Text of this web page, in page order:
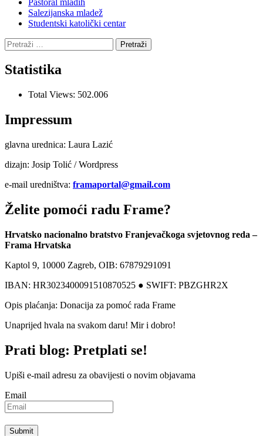
Salezijanska mladež
Studentski katolički centar
Pretraži:
Statistika
Total Views: 502.006
Impressum
glavna urednica: Laura Lazić
dizajn: Josip Tolić / Wordpress
e-mail uredništva: framaportal@gmail.com
Želite pomoći radu Frame?
Hrvatsko nacionalno bratstvo Franjevačkoga svjetovnog reda –
Frama Hrvatska
Kaptol 9, 10000 Zagreb, OIB: 67879291091
IBAN: HR3023400091510870525 ● SWIFT: PBZGHR2X
Opis plaćanja: Donacija za pomoć rada Frame
Unaprijed hvala na svakom daru! Mir i dobro!
Prati blog: Pretplati se!
Upiši e-mail adresu za obavijesti o novim objavama
Email